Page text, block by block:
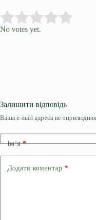
Rate this item:
No votes yet.
Залишити відповідь
Ваша e-mail адреса не
Ім’я*
Додати коментар *